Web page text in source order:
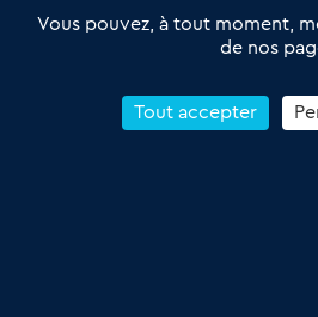
Petitscommerces : Un partenariat au
proximité et des territoires
Reprendre un Restaurant Rapide
Vous pouvez, à tout moment,
de nos
Tout accepter